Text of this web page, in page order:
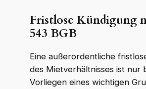
Fristlose Kündigung
543 BGB
Eine außerordentliche
des Mietverhältnisses ist nur
Vorliegen eines wichtigen